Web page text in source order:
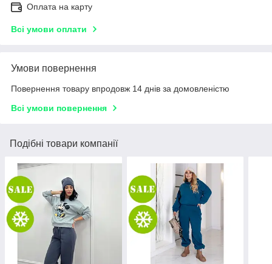
Оплата на карту
Всі умови оплати
Умови повернення
Повернення товару впродовж 14 днів за домовленістю
Всі умови повернення
Подібні товари компанії